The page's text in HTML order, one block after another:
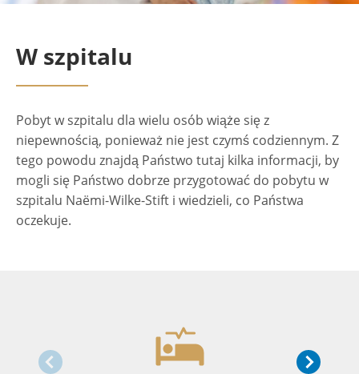
W szpitalu
Pobyt w szpitalu dla wielu osób wiąże się z
niepewnością, ponieważ nie jest czymś codziennym. Z
tego powodu znajdą Państwo tutaj kilka informacji, by
mogli się Państwo dobrze przygotować do pobytu w
szpitalu Naëmi-Wilke-Stift i wiedzieli, co Państwa
oczekuje.